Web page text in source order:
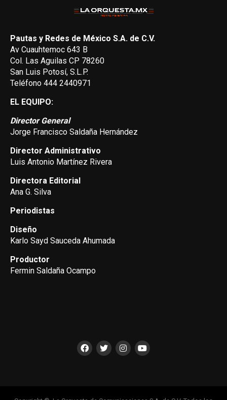
Pautas y Redes de México S.A. de C.V.
Av Cuauhtemoc 643 B
Col. Las Aguilas CP 78260
San Luis Potosí, S.L.P.
Teléfono 444 2440971
EL EQUIPO:
Director General
Jorge Francisco Saldaña Hernández
Director Administrativo
Luis Antonio Martínez Rivera
Directora Editorial
Ana G. Silva
Periodistas
Diseño
Karlo Sayd Sauceda Ahumada
Productor
Fermin Saldaña Ocampo